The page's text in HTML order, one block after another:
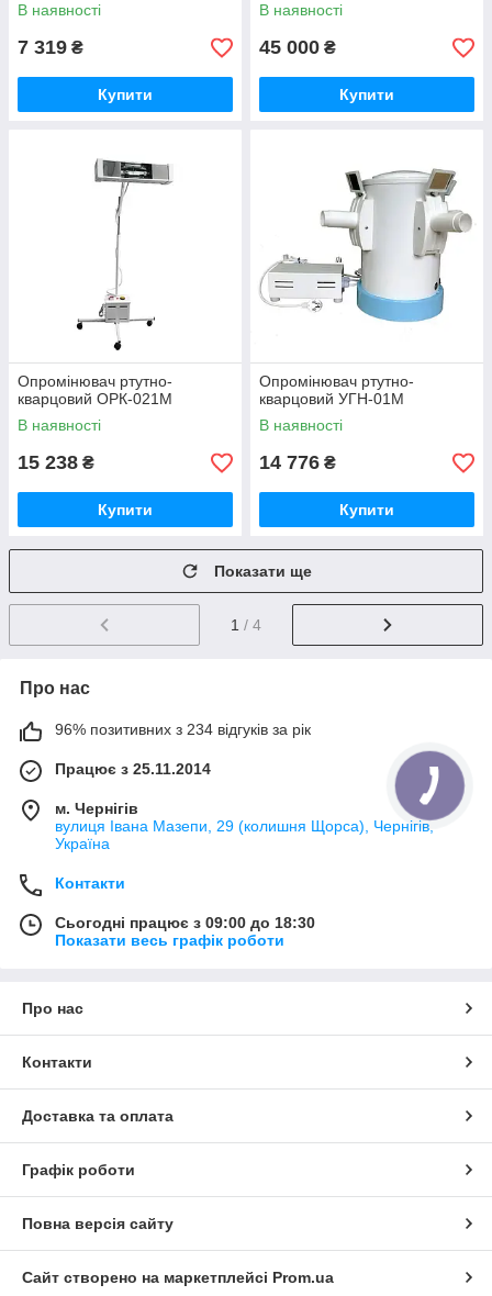
В наявності
7 319 ₴
Купити
В наявності
45 000 ₴
Купити
Опромінювач ртутно-
кварцовий ОРК-021М
В наявності
15 238 ₴
Купити
Опромінювач ртутно-
кварцовий УГН-01М
В наявності
14 776 ₴
Купити
Показати ще
1 / 4
Про нас
96% позитивних з 234 відгуків за рік
Працює з 25.11.2014
м. Чернігів
вулиця Івана Мазепи, 29 (колишня Щорса), Чернігів,
Україна
Контакти
Сьогодні працює з 09:00 до 18:30
Показати весь графік роботи
Про нас
Контакти
Доставка та оплата
Графік роботи
Повна версія сайту
Сайт створено на маркетплейсі Prom.ua